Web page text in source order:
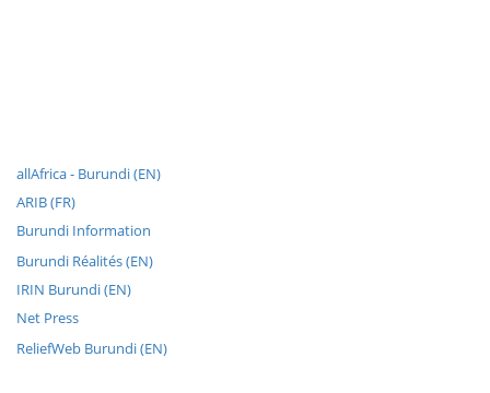
allAfrica - Burundi (EN)
ARIB (FR)
Burundi Information
Burundi Réalités (EN)
IRIN Burundi (EN)
Net Press
ReliefWeb Burundi (EN)